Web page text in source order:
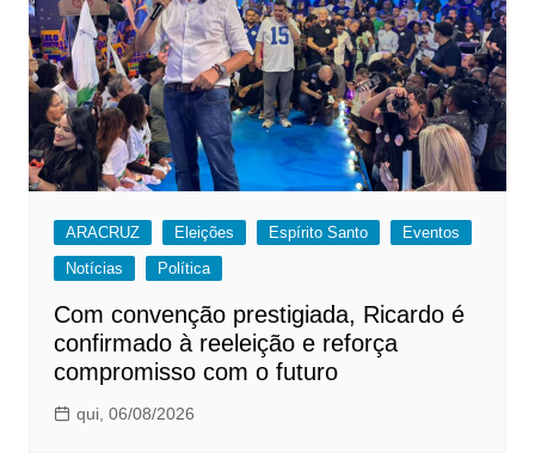
ARACRUZ Eleições Espírito Santo
Eventos
Notícias
Política
Com convenção prestigiada, Ricardo é
confirmado à reeleição e reforça
compromisso com o futuro
qui, 06/08/2026